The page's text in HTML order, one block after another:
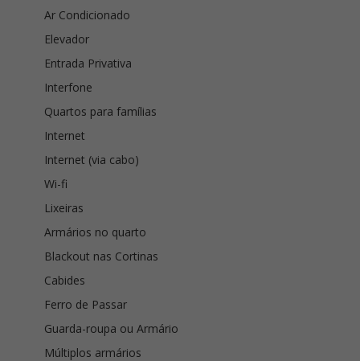
Ar Condicionado
Elevador
Entrada Privativa
Interfone
Quartos para famílias
Internet
Internet (via cabo)
Wi-fi
Lixeiras
Armários no quarto
Blackout nas Cortinas
Cabides
Ferro de Passar
Guarda-roupa ou Armário
Múltiplos armários